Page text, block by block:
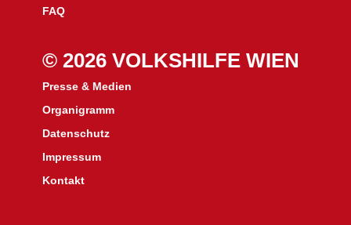
FAQ
© 2026 VOLKSHILFE WIEN
Presse & Medien
Organigramm
Datenschutz
Impressum
Kontakt